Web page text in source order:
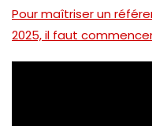
Pour maîtriser un
2025, il faut